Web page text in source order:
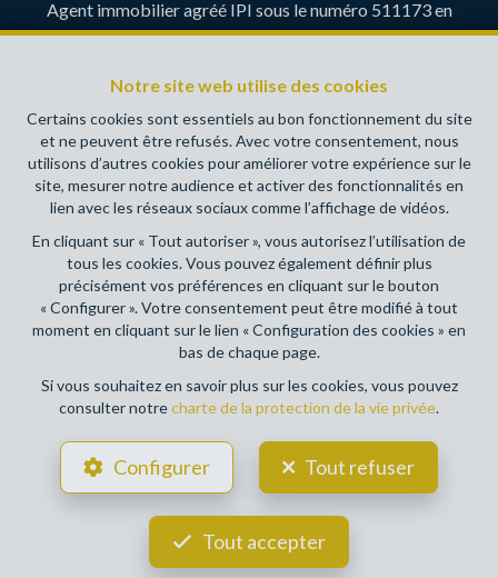
Notre site web utilise des cookies
Certains cookies sont essentiels au bon fonctionnement du site
et ne peuvent être refusés. Avec votre consentement, nous
utilisons d’autres cookies pour améliorer votre expérience sur le
site, mesurer notre audience et activer des fonctionnalités en
lien avec les réseaux sociaux comme l’affichage de vidéos.
En cliquant sur « Tout autoriser », vous autorisez l’utilisation de
tous les cookies. Vous pouvez également définir plus
précisément vos préférences en cliquant sur le bouton
« Configurer ». Votre consentement peut être modifié à tout
moment en cliquant sur le lien « Configuration des cookies » en
bas de chaque page.
Si vous souhaitez en savoir plus sur les cookies, vous pouvez
consulter notrecharte de la protection de la vie privée.
Configurer Tout refuser
Tout accepter
Agent immobilier agréé IPI sous le numéro 511173 en
Belgique- Instance de contrôle: Institut professionnel des
(+32 2 505 38 50 - info@ipi.be) - Soumis au
déontologique de l’ IPI
RC professionnelle et cautionnement via AXA Belgium SA,
Place du Trône 1, 1000 Bruxelles – police n° 730390160.
Couverture valable pour les activités réalisées en Belgique
Conditions générales d'utilisation du site
Charte de la protection de la vie privée
Configuration des cookies
POWERED BY
DESIGNED AND DEVELOPED BY
WEBULOUS.IMMO